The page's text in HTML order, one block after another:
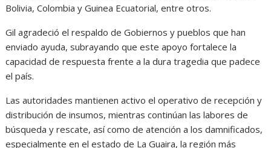
Bolivia, Colombia y Guinea Ecuatorial, entre otros.
Gil agradeció el respaldo de Gobiernos y pueblos que han
enviado ayuda, subrayando que este apoyo fortalece la
capacidad de respuesta frente a la dura tragedia que padece
el país.
Las autoridades mantienen activo el operativo de recepción y
distribución de insumos, mientras continúan las labores de
búsqueda y rescate, así como de atención a los damnificados,
especialmente en el estado de La Guaira, la región más